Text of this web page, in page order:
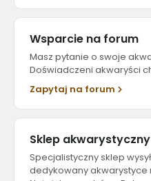
Wsparcie na forum
Masz pytanie o swoje
Doświadczeni akwaryści
Zapytaj na forum
Sklep akwarystyczny
Specjalistyczny sklep
dedykowany akwarystyce